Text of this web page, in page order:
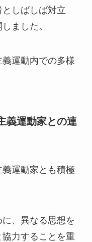
しばしば対立
ました。
運動内での多様
義運動家との連
運動家とも積極
、異なる思想を
力することを重